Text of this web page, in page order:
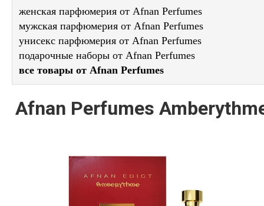
женская парфюмерия от Afnan Perfumes
мужская парфюмерия от Afnan Perfumes
унисекс парфюмерия от Afnan Perfumes
подарочные наборы от Afnan Perfumes
все товары от Afnan Perfumes
Afnan Perfumes